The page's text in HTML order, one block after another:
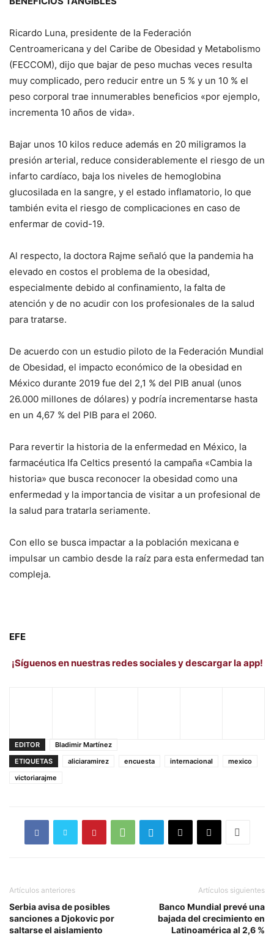
Ricardo Luna, presidente de la Federación
Centroamericana y del Caribe de Obesidad y Metabolismo
(FECCOM), dijo que bajar de peso muchas veces resulta
muy complicado, pero reducir entre un 5 % y un 10 % el
peso corporal trae innumerables beneficios «por ejemplo,
incrementa 10 años de vida».
Bajar unos 10 kilos reduce además en 20 miligramos la
presión arterial, reduce considerablemente el riesgo de un
infarto cardíaco, baja los niveles de hemoglobina
glucosilada en la sangre, y el estado inflamatorio, lo que
también evita el riesgo de complicaciones en caso de
enfermar de covid-19.
Al respecto, la doctora Rajme señaló que la pandemia ha
elevado en costos el problema de la obesidad,
especialmente debido al confinamiento, la falta de
atención y de no acudir con los profesionales de la salud
para tratarse.
De acuerdo con un estudio piloto de la Federación Mundial
de Obesidad, el impacto económico de la obesidad en
México durante 2019 fue del 2,1 % del PIB anual (unos
26.000 millones de dólares) y podría incrementarse hasta
en un 4,67 % del PIB para el 2060.
Para revertir la historia de la enfermedad en México, la
farmacéutica Ifa Celtics presentó la campaña «Cambia la
historia» que busca reconocer la obesidad como una
enfermedad y la importancia de visitar a un profesional de
la salud para tratarla seriamente.
Con ello se busca impactar a la población mexicana e
impulsar un cambio desde la raíz para esta enfermedad tan
compleja.
EFE
¡Síguenos en nuestras redes sociales y descargar la app!
EDITOR
Bladimir Martínez
ETIQUETAS
aliciaramirez encuesta internacional
mexico
victoriarajme
Artículos anteriores
Serbia avisa de posibles
sanciones a Djokovic por
saltarse el aislamiento
Artículos siguientes
Banco Mundial prevé una
bajada del crecimiento en
Latinoamérica al 2,6 %